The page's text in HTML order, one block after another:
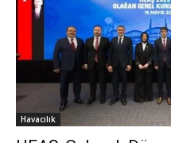
Havacılık